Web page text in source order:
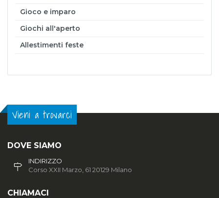
Gioco e imparo
Giochi all'aperto
Allestimenti feste
Vieni a trovarci
DOVE SIAMO
INDIRIZZO
Corso XXII Marzo, 61 20129 Milano
CHIAMACI